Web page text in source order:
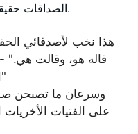
الصداقات حقيقية؟ لنرى ماذا تقول أغانيها عن ذلك.
قاله هو، وقالت هي."
الحصول على أشياء جميلة"
على الفتيات الأخريات